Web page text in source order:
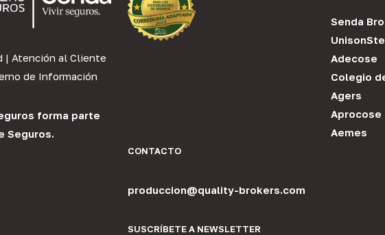
| Atención al Cliente
de Información
forma parte
Seguros.
Senda
Adecose
Colegio
Agers
Aprocose
Aemes
CONTACTO
produccion@quality-brokers.com
SUSCRÍBETE A NEWSLETTER